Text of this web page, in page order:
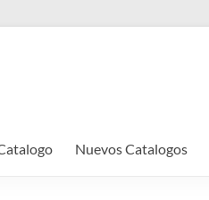
Nuevos Catalogos